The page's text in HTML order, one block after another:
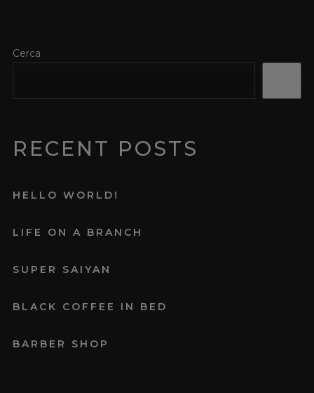
Cerca
RECENT POSTS
HELLO WORLD!
LIFE ON A BRANCH
SUPER SAIYAN
BLACK COFFEE IN BED
BARBER SHOP